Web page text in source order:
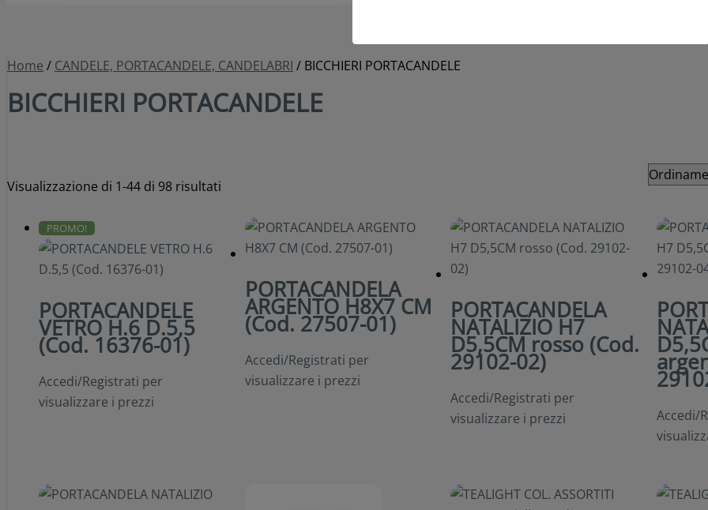
Home / CANDELE, PORTACANDELE, CANDELABRI / BICCHIERI PORTACANDELE
BICCHIERI PORTACANDELE
Visualizzazione di 1-44 di 98 risultati
PROMO!
PORTACANDELE
VETRO H.6 D.5,5
(Cod. 16376-01)
Accedi/Registrati per
visualizzare i prezzi
PORTACANDELA
ARGENTO H8X7 CM
(Cod. 27507-01)
Accedi/Registrati per
visualizzare i prezzi
PORTACANDELA
NATALIZIO H7
D5,5CM rosso (Cod.
29102-02)
Accedi/Registrati per
visualizzare i prezzi
Accedi/